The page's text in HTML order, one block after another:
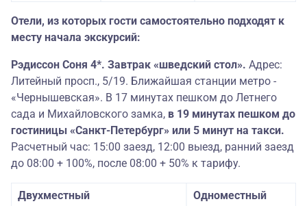
Отели, из которых гости самостоятельно подходят к
месту начала экскурсий:
Рэдиссон Соня 4*. Завтрак «шведский стол». Адрес:
Литейный просп., 5/19. Ближайшая станции метро -
«Чернышевская». В 17 минутах пешком до Летнего
сада и Михайловского замка, в 19 минутах пешком до
гостиницы «Санкт-Петербург» или 5 минут на такси.
Расчетный час: 15:00 заезд, 12:00 выезд, ранний заезд
до 08:00 + 100%, после 08:00 + 50% к тарифу.
Двухместный
Одноместный